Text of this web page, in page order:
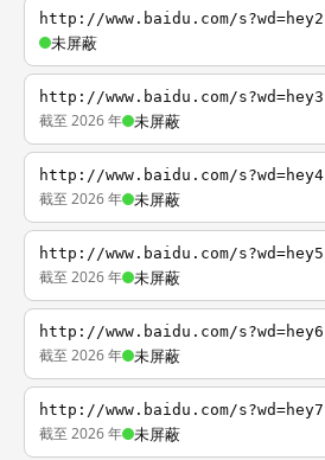
http://www.baidu.com/s?wd=hey2
未屏蔽
http://www.baidu.com/s?wd=hey3
截至 2026 年 未屏蔽
http://www.baidu.com/s?wd=hey4
截至 2026 年 未屏蔽
http://www.baidu.com/s?wd=hey5
截至 2026 年 未屏蔽
http://www.baidu.com/s?wd=hey6
截至 2026 年 未屏蔽
http://www.baidu.com/s?wd=hey7
截至 2026 年 未屏蔽